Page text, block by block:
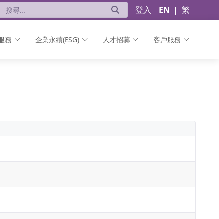
登入 EN | 繁
務 企業永續(ESG) 人才招募 客戶服務